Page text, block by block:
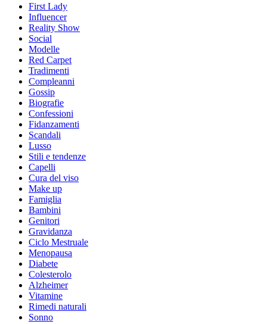
First Lady
Influencer
Reality Show
Social
Modelle
Red Carpet
Tradimenti
Compleanni
Gossip
Biografie
Confessioni
Fidanzamenti
Scandali
Lusso
Stili e tendenze
Capelli
Cura del viso
Make up
Famiglia
Bambini
Genitori
Gravidanza
Ciclo Mestruale
Menopausa
Diabete
Colesterolo
Alzheimer
Vitamine
Rimedi naturali
Sonno